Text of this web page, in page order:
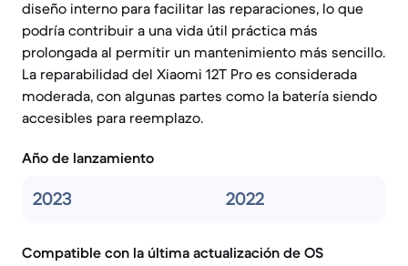
diseño interno para facilitar las reparaciones, lo que
podría contribuir a una vida útil práctica más
prolongada al permitir un mantenimiento más sencillo.
La reparabilidad del Xiaomi 12T Pro es considerada
moderada, con algunas partes como la batería siendo
accesibles para reemplazo.
Año de lanzamiento
2023 2022
Compatible con la última actualización de OS